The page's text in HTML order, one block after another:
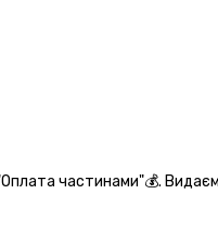
частинами"💰.